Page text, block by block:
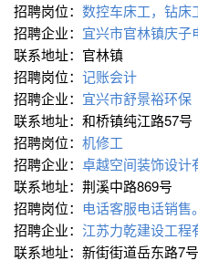
招聘岗位： 数控车床工，钻床
招聘企业： 宜兴市官林镇庆子
联系地址：官林镇
招聘岗位： 记账会计
招聘企业： 宜兴市舒景裕环保
联系地址：和桥镇纯江路57号
招聘岗位： 机修工
招聘企业： 卓越空间装饰设计
联系地址：荆溪中路869号
招聘岗位： 电话客服电话销售。
招聘企业： 江苏力乾建设工程
联系地址：新街街道岳东路7